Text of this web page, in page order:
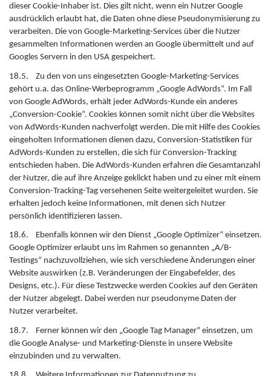
dieser Cookie-Inhaber ist. Dies gilt nicht, wenn ein Nutzer Google
ausdrücklich erlaubt hat, die Daten ohne diese Pseudonymisierung zu
verarbeiten. Die von Google-Marketing-Services über die Nutzer
gesammelten Informationen werden an Google übermittelt und auf
Googles Servern in den USA gespeichert.
18.5. Zu den von uns eingesetzten Google-Marketing-Services
gehört u.a. das Online-Werbeprogramm „Google AdWords“. Im Fall
von Google AdWords, erhält jeder AdWords-Kunde ein anderes
„Conversion-Cookie“. Cookies können somit nicht über die Websites
von AdWords-Kunden nachverfolgt werden. Die mit Hilfe des Cookies
eingeholten Informationen dienen dazu, Conversion-Statistiken für
AdWords-Kunden zu erstellen, die sich für Conversion-Tracking
entschieden haben. Die AdWords-Kunden erfahren die Gesamtanzahl
der Nutzer, die auf ihre Anzeige geklickt haben und zu einer mit einem
Conversion-Tracking-Tag versehenen Seite weitergeleitet wurden. Sie
erhalten jedoch keine Informationen, mit denen sich Nutzer
persönlich identifizieren lassen.
18.6. Ebenfalls können wir den Dienst „Google Optimizer“ einsetzen.
Google Optimizer erlaubt uns im Rahmen so genannten „A/B-
Testings“ nachzuvollziehen, wie sich verschiedene Änderungen einer
Website auswirken (z.B. Veränderungen der Eingabefelder, des
Designs, etc.). Für diese Testzwecke werden Cookies auf den Geräten
der Nutzer abgelegt. Dabei werden nur pseudonyme Daten der
Nutzer verarbeitet.
18.7. Ferner können wir den „Google Tag Manager“ einsetzen, um
die Google Analyse- und Marketing-Dienste in unsere Website
einzubinden und zu verwalten.